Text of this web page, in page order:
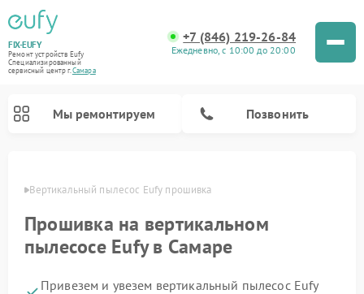
FIX-EUFY
Ремонт устройств Eufy
Специализированный
cервисный центр г.Самара
+7 (846) 219-26-84
Ежедневно, с 10:00 до 20:00
Мы ремонтируем Позвонить
Вертикальный пылесос Eufy прошивка
Прошивка на вертикальном
пылесосе Eufy в Самаре
Привезем и увезем вертикальный пылесос Eufy